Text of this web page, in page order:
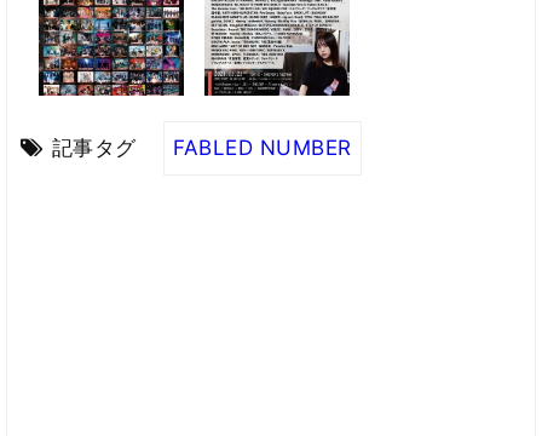
記事タグ FABLED NUMBER